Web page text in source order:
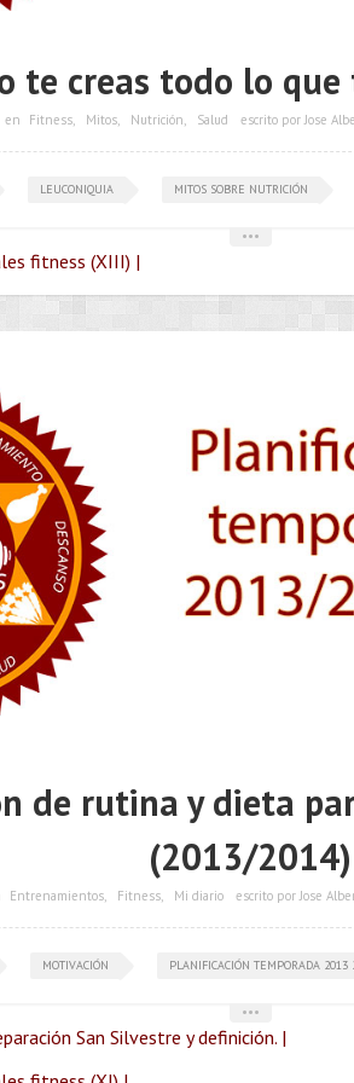
te creas todo lo
en Fitness, Mitos, Nutrición, Salud escrito por Jose
LEUCONIQUIA MITOS SOBRE NUTRICIÓN
fitness (XIII) |
•••
de rutina y dieta
(2013/2014)
Entrenamientos, Fitness, Mi diario escrito por Jose
MOTIVACIÓN PLANIFICACIÓN TEMPORADA 2013
San Silvestre y definición. |
•••